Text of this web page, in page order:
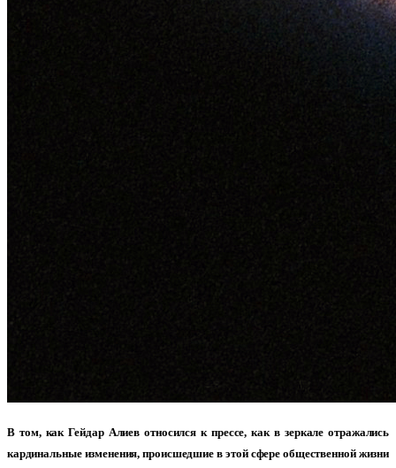
В том, как Гейдар Алиев относился к прессе, как в зеркале отражались
кардинальные изменения, происшедшие в этой сфере общественной жизни